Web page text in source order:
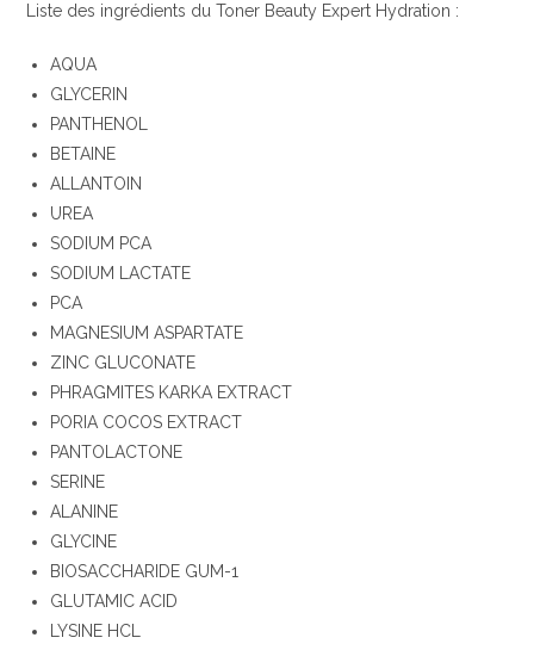
Liste des ingrédients du Toner Beauty Expert Hydration :
AQUA
GLYCERIN
PANTHENOL
BETAINE
ALLANTOIN
UREA
SODIUM PCA
SODIUM LACTATE
PCA
MAGNESIUM ASPARTATE
ZINC GLUCONATE
PHRAGMITES KARKA EXTRACT
PORIA COCOS EXTRACT
PANTOLACTONE
SERINE
ALANINE
GLYCINE
BIOSACCHARIDE GUM-1
GLUTAMIC ACID
LYSINE HCL